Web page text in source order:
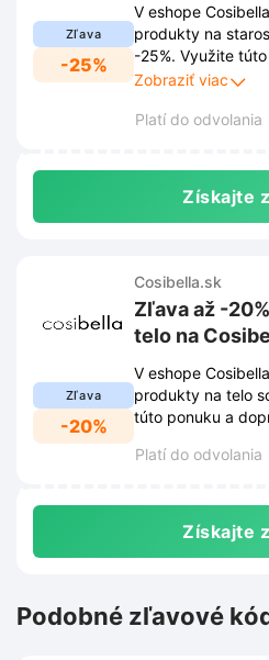
Zľava
-25%
V eshope
produkty na
-25%. Využite
tvári kvalitnú
Zobraziť viac
Platí do odvolania
Získajte
Zľava
-20%
Cosibella.sk
Zľava až -
telo na
V eshope
produkty na telo
túto ponuku a
Platí do odvolania
Získajte
Podobné zľavové